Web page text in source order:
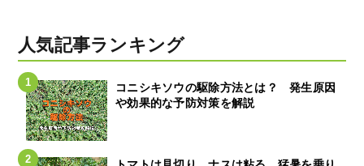
人気記事ランキング
コニシキソウの駆除方法とは？ 発生原因
や効果的な予防対策を解説